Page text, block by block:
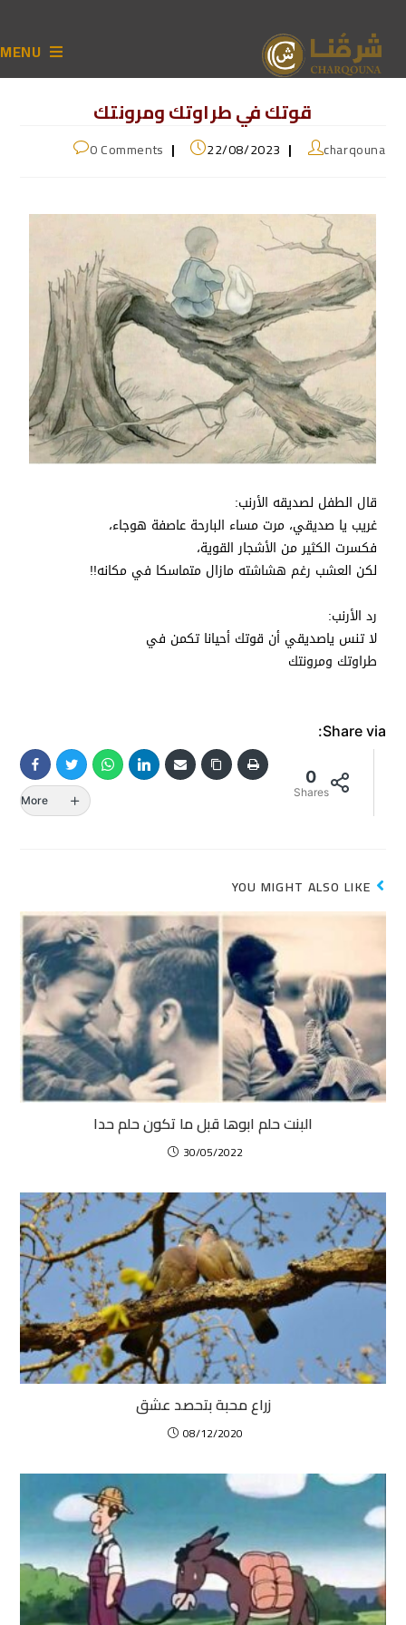
MENU
قوتك في طراوتك ‏ومرونتك
charqouna
22/08/2023
0 Comments
قال الطفل لصديقه الأرنب:
غريب يا صديقي، مرت مساء البارحة عاصفة هوجاء،
فكسرت الكثير من الأشجار القوية،
لكن العشب رغم هشاشته مازال متماسكا في مكانه!!
رد الأرنب:
لا تنس ياصديقي أن قوتك أحيانا تكمن في
طراوتك ‏ومرونتك
Share via:
0
Shares
More
YOU MIGHT ALSO LIKE
البنت حلم ابوها قبل ما تكون حلم حدا
30/05/2022
زراع محبة بتحصد عشق
08/12/2020